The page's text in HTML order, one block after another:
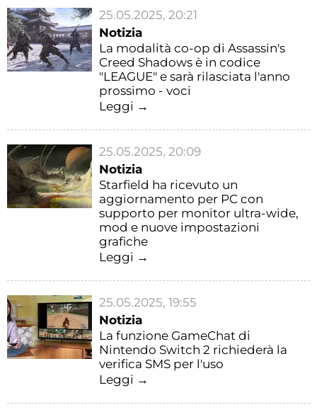
25.05.2025, 20:21
Notizia
La modalità co-op di Assassin's
Creed Shadows è in codice
"LEAGUE" e sarà rilasciata l'anno
prossimo - voci
Leggi →
25.05.2025, 20:09
Notizia
Starfield ha ricevuto un
aggiornamento per PC con
supporto per monitor ultra-wide,
mod e nuove impostazioni
grafiche
Leggi →
25.05.2025, 19:55
Notizia
La funzione GameChat di
Nintendo Switch 2 richiederà la
verifica SMS per l'uso
Leggi →